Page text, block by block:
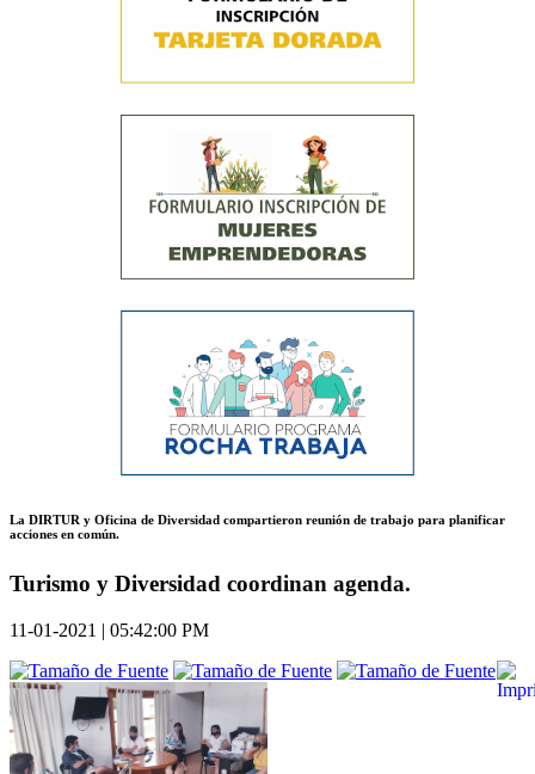
La DIRTUR y Oficina de Diversidad compartieron reunión de trabajo para planificar
acciones en común.
Turismo y Diversidad coordinan agenda.
11-01-2021 | 05:42:00 PM